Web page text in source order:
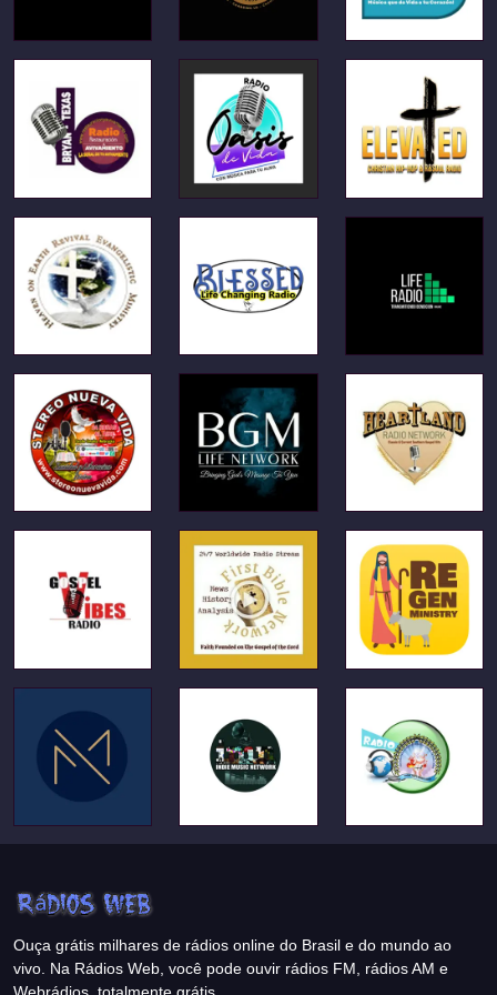
Ouça grátis milhares de rádios online do Brasil e do mundo ao
vivo. Na Rádios Web, você pode ouvir rádios FM, rádios AM e